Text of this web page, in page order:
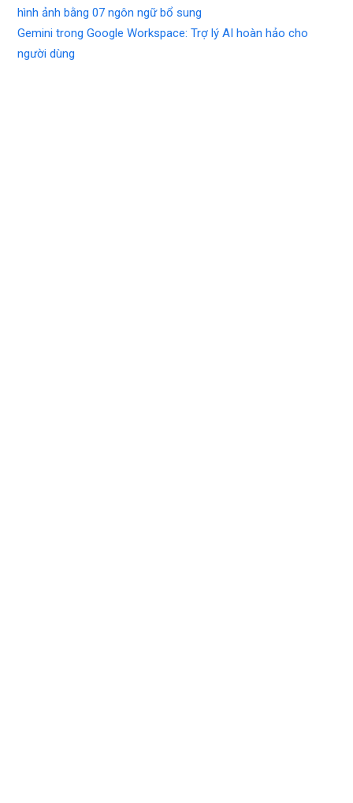
hình ảnh bằng 07 ngôn ngữ bổ sung
Gemini trong Google Workspace: Trợ lý AI hoàn hảo cho
người dùng